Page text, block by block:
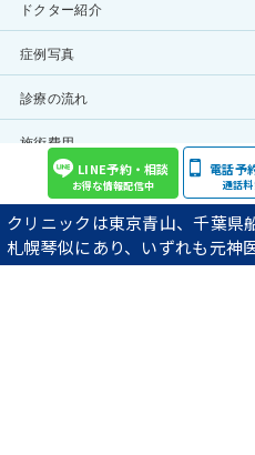
ドクター紹介
症例写真
診療の流れ
施術費用
院長ブログ
YouTube動画の紹介
LINE予約・相談
お得な情報配信中
電話予
通話
クリニックは東京青山、千葉県
札幌琴似にあり、いずれも元神